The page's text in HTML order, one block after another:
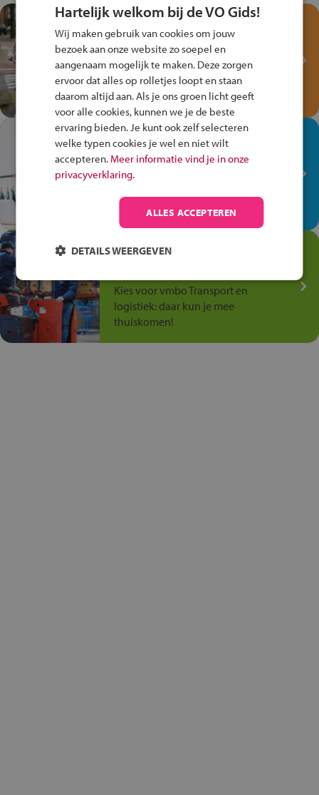
Test je kennis met het
Fiets Veilig
Verkeersspel!
Speel het Fiets Veilig Verkeersspel
en win een Cortina-fiets!
In de winkel ben je op je
plek!
Ontdek via het vmbo jouw talent
op de winkelvloer, waar elke dag
anders is!
Jouw talent in de
Kies voor vmbo Transport en
logistiek: daar kun je mee
thuiskomen!
Hartelijk welkom bij de VO Gids!
Wij maken gebruik van cookies om jouw
bezoek aan onze website zo soepel en
aangenaam mogelijk te maken. Deze zorgen
ervoor dat alles op rolletjes loopt en staan
daarom altijd aan. Als je ons groen licht geeft
voor alle cookies, kunnen we je de beste
ervaring bieden. Je kunt ook zelf selecteren
welke typen cookies je wel en niet wilt
accepteren. Meer informatie vind je in onze
privacyverklaring.
ALLES ACCEPTEREN
DETAILS WEERGEVEN